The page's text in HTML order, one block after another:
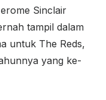
Sinclair
tampil dalam
untuk The Reds,
yang ke-